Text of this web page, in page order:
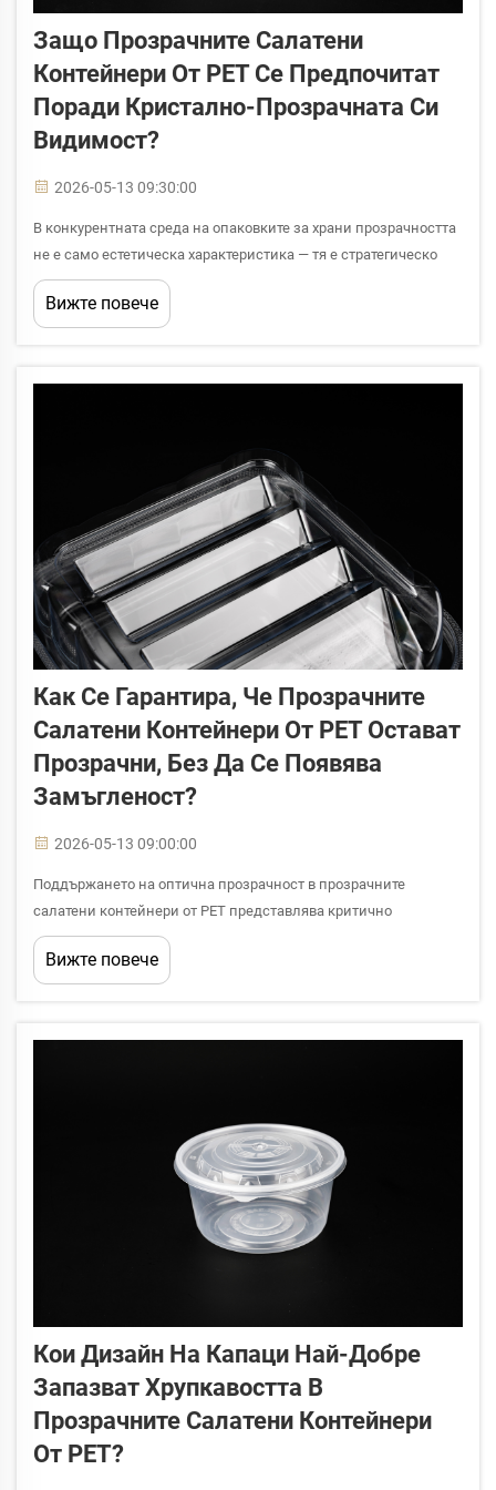
Защо Прозрачните Салатени
Контейнери От PET Се Предпочитат
Поради Кристално-Прозрачната Си
Видимост?
2026-05-13 09:30:00
В конкурентната среда на опаковките за храни прозрачността
не е само естетическа характеристика — тя е стратегическо
предимство за бизнеса, което директно влияе върху
потребителските решения за покупка и възприятието на
марката. Прозрачните салатени контейнери от PET са се
Вижте повече
Как Се Гарантира, Че Прозрачните
Салатени Контейнери От PET Остават
Прозрачни, Без Да Се Появява
Замъгленост?
2026-05-13 09:00:00
Поддържането на оптична прозрачност в прозрачните
салатени контейнери от PET представлява критично
предизвикателство за производителите и дистрибуторите на
хранителни опаковки, които разчитат на видимостта на
Вижте повече
Кои Дизайн На Капаци Най-Добре
Запазват Хрупкавостта В
Прозрачните Салатени Контейнери
От PET?